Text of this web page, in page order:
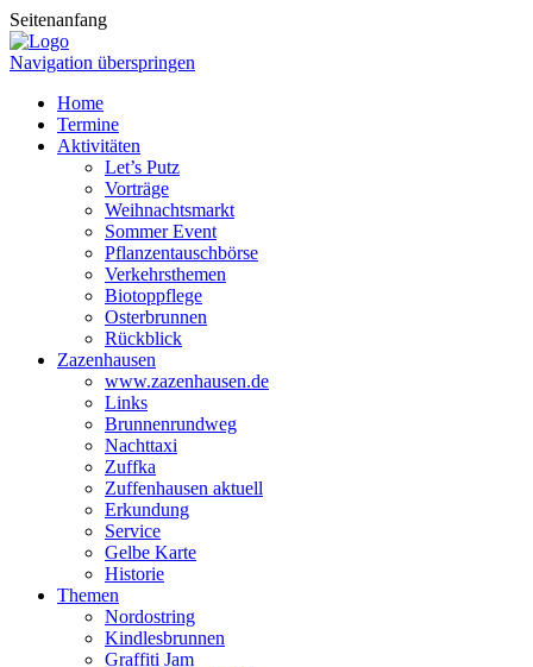
Seitenanfang
Navigation überspringen
Home
Termine
Aktivitäten
Let’s Putz
Vorträge
Weihnachtsmarkt
Sommer Event
Pflanzentauschbörse
Verkehrsthemen
Biotoppflege
Osterbrunnen
Rückblick
Zazenhausen
www.zazenhausen.de
Links
Brunnenrundweg
Nachttaxi
Zuffka
Zuffenhausen aktuell
Erkundung
Service
Gelbe Karte
Historie
Themen
Nordostring
Kindlesbrunnen
Graffiti Jam